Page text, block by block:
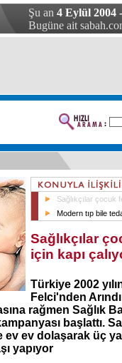
Şu an 4 Eylül 2004
Bugüne ait
Sağlıkçılar çocuk
Modern tıp bile
Sağlıkçılar
için kapı
Türkiye 2002
Felci'nden
rağmen Sağlık
başlattı.
ev dolaşarak üç
yapıyor